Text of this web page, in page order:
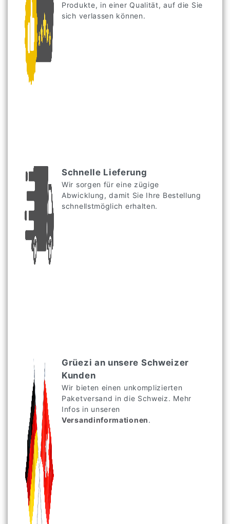
Produkte, in einer Qualität, auf die Sie
sich verlassen können.
Schnelle Lieferung
Wir sorgen für eine zügige
Abwicklung, damit Sie Ihre Bestellung
schnellstmöglich erhalten.
Grüezi an unsere Schweizer
Kunden
Wir bieten einen unkomplizierten
Paketversand in die Schweiz. Mehr
Infos in unseren
Versandinformationen.